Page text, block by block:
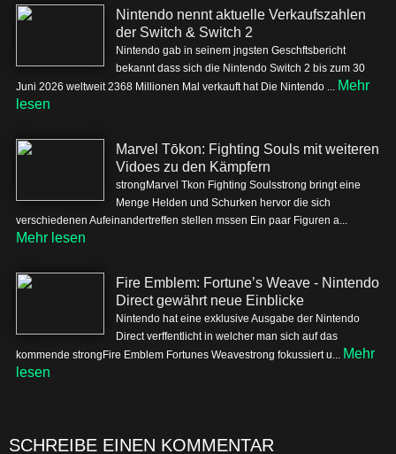
Nintendo nennt aktuelle Verkaufszahlen
der Switch & Switch 2
Nintendo gab in seinem jngsten Geschftsbericht
bekannt dass sich die Nintendo Switch 2 bis zum 30
Juni 2026 weltweit 2368 Millionen Mal verkauft hat Die Nintendo ... Mehr
lesen
Marvel Tōkon: Fighting Souls mit weiteren
Vidoes zu den Kämpfern
strongMarvel Tkon Fighting Soulsstrong bringt eine
Menge Helden und Schurken hervor die sich
verschiedenen Aufeinandertreffen stellen mssen Ein paar Figuren a...
Mehr lesen
Fire Emblem: Fortune’s Weave - Nintendo
Direct gewährt neue Einblicke
Nintendo hat eine exklusive Ausgabe der Nintendo
Direct verffentlicht in welcher man sich auf das
kommende strongFire Emblem Fortunes Weavestrong fokussiert u... Mehr
lesen
SCHREIBE EINEN KOMMENTAR